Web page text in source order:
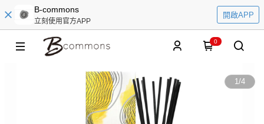
B-commons
立刻使用官方APP
開啟APP
0
1/4